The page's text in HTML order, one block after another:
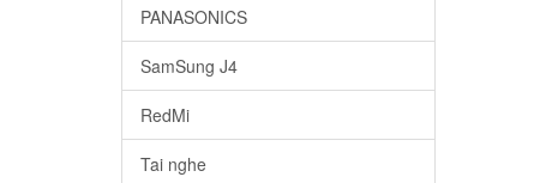
PANASONICS
SamSung J4
RedMi
Tai nghe